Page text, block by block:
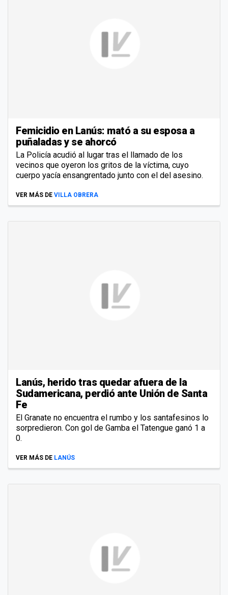
Femicidio en Lanús: mató a su esposa a
puñaladas y se ahorcó
La Policía acudió al lugar tras el llamado de los
vecinos que oyeron los gritos de la víctima, cuyo
cuerpo yacía ensangrentado junto con el del asesino.
VER MÁS DE VILLA OBRERA
Lanús, herido tras quedar afuera de la
Sudamericana, perdió ante Unión de Santa
Fe
El Granate no encuentra el rumbo y los santafesinos lo
sorpredieron. Con gol de Gamba el Tatengue ganó 1 a
0.
VER MÁS DE LANÚS